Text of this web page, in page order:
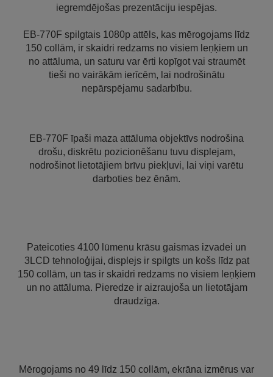
iegremdējošas prezentāciju iespējas.
EB-770F spilgtais 1080p attēls, kas mērogojams līdz
150 collām, ir skaidri redzams no visiem leņķiem un
no attāluma, un saturu var ērti kopīgot vai straumēt
tieši no vairākām ierīcēm, lai nodrošinātu
nepārspējamu sadarbību.
EB-770F īpaši maza attāluma objektīvs nodrošina
drošu, diskrētu pozicionēšanu tuvu displejam,
nodrošinot lietotājiem brīvu piekļuvi, lai viņi varētu
darboties bez ēnām.
Pateicoties 4100 lūmenu krāsu gaismas izvadei un
3LCD tehnoloģijai, displejs ir spilgts un košs līdz pat
150 collām, un tas ir skaidri redzams no visiem leņķiem
un no attāluma. Pieredze ir aizraujoša un lietotājam
draudzīga.
Mērogojams no 49 līdz 150 collām, ekrāna izmērus var